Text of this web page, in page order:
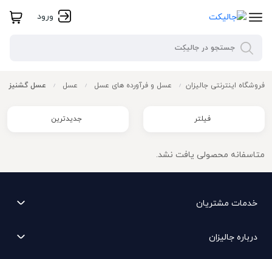
ورود
فروشگاه اینترنتی جالیزان / عسل و فرآورده های عسل / عسل / عسل گشنیز
فیلتر جدیدترین
متاسفانه محصولی یافت نشد.
خدمات مشتریان
درباره جالیزان